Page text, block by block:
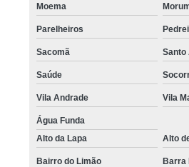
Moema
Parelheiros
Sacomã Santo
Saúde
Vila Andrade Vila
Água Funda
Alto da Lapa
Alto
Bairro do Limão Barra